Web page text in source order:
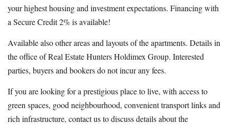
your highest housing and investment expectations. Financing with
a Secure Credit 2% is available!
Available also other areas and layouts of the apartments. Details in
the office of Real Estate Hunters Holdimex Group. Interested
parties, buyers and bookers do not incur any fees.
If you are looking for a prestigious place to live, with access to
green spaces, good neighbourhood, convenient transport links and
rich infrastructure, contact us to discuss details about the